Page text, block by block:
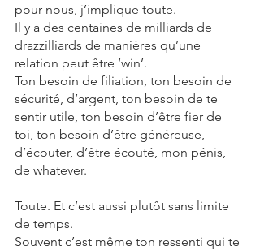
pour nous, j’implique toute.
Il y a des centaines de milliards de
drazzilliards de manières qu’une
relation peut être ‘win’.
Ton besoin de filiation, ton besoin de
sécurité, d’argent, ton besoin de te
sentir utile, ton besoin d’être fier de
toi, ton besoin d’être généreuse,
d’écouter, d’être écouté, mon pénis,
de whatever.
Toute. Et c’est aussi plutôt sans limite
de temps.
Souvent c’est même ton ressenti qui te